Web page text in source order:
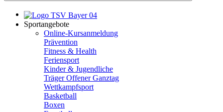
Sportangebote
Online-Kursanmeldung
Prävention
Fitness & Health
Feriensport
Kinder & Jugendliche
Träger Offener Ganztag
Wettkampfsport
Basketball
Boxen